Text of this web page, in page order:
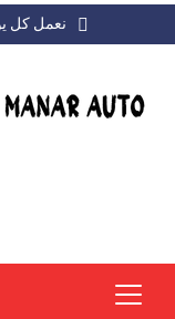
نعمل كل يوم من 7:00 ص حتى